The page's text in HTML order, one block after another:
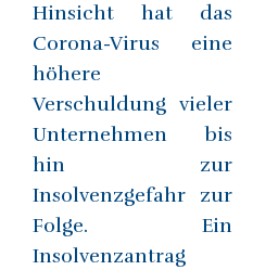
Hinsicht hat das
Corona-Virus eine
höhere
Verschuldung vieler
Unternehmen bis
hin zur
Insolvenzgefahr zur
Folge. Ein
Insolvenzantrag